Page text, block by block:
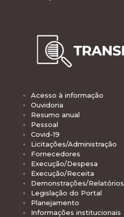
Acesso à informação
Ouvidoria
Resumo anual
Pessoal
Covid-19
Licitações/Administração
Fornecedores
Execução/Despesa
Execução/Receita
Demonstrações/Relatórios
Legislação do Portal
Planejamento
Informações institucionais